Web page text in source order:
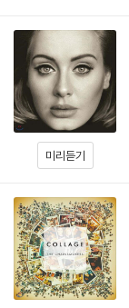
미리듣기